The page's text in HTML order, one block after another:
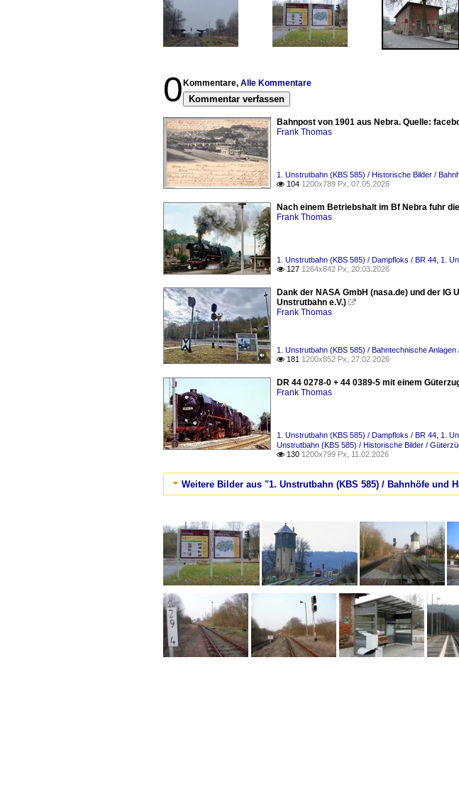
0 Kommentare, Alle Kommentare
Kommentar verfassen
Bahnpost von 1901 aus Nebra. Quelle:
Frank Thomas
1. Unstrutbahn (KBS 585) / Historische Bilder /
 104 1200x789 Px, 07.05.2026
Nach einem Betriebshalt im Bf Nebra fuhr
Frank Thomas
1. Unstrutbahn (KBS 585) / Dampfloks / BR 44 1.
 127 1264x842 Px, 20.03.2026
Dank der NASA GmbH (nasa.de) und der IG
Unstrutbahn e.V.) 
Frank Thomas
1. Unstrutbahn (KBS 585) / Bahntechnische Anlagen
 181 1200x852 Px, 27.02.2026
DR 44 0278-0 + 44 0389-5 mit einem
Frank Thomas
1. Unstrutbahn (KBS 585) / Dampfloks / BR 44 1.
Unstrutbahn (KBS 585) / Historische Bilder /
 130 1200x799 Px, 11.02.2026
Weitere Bilder aus "1. Unstrutbahn (KBS 585) / Bahnhöfe und